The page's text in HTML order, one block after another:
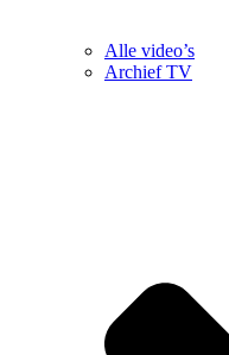
Alle video’s
Archief TV